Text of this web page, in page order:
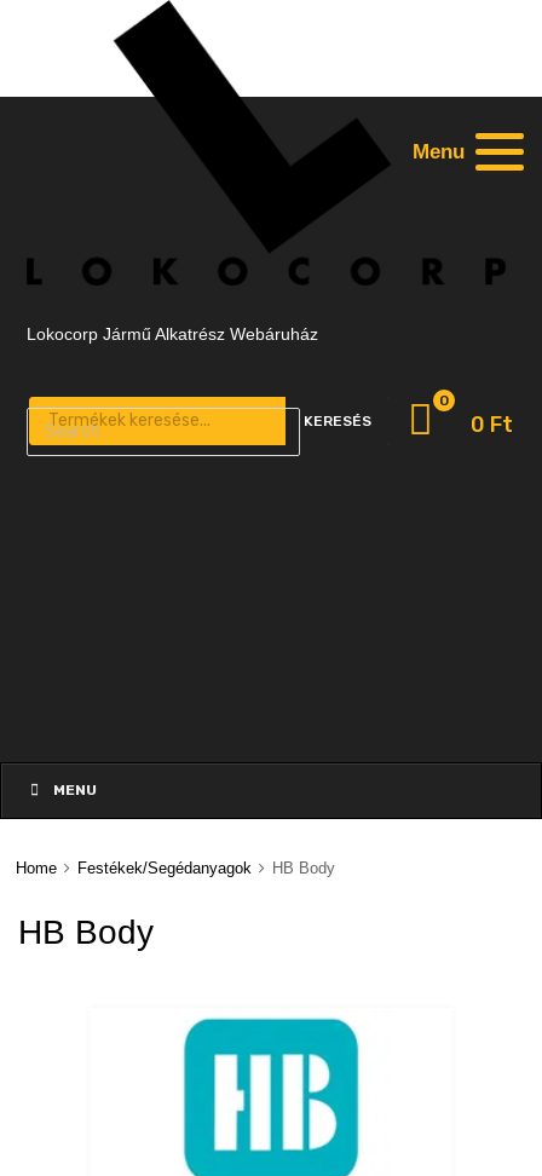
Products search
KERESÉS 0 Ft
0
to
contentMENU
Home Festékek/Segédanyagok HB Body
HB Body
Lokocorp Jármű Alkatrész Webáruház
Menu